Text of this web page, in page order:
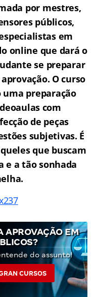
por mestres,
públicos,
em
online que dará o
se preparar
O curso
preparação
com
de peças
subjetivas. É
que buscam
e a tão sonhada
APROVAÇÃO EM
do assunto!
CURSOS